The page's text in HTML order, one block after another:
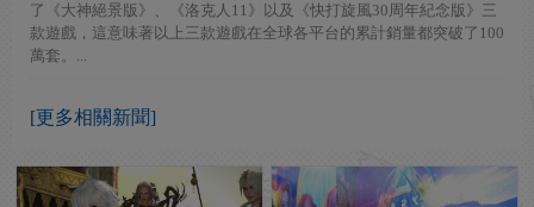
了《大神絕景版》、《洛克人11》以及《快打旋風30周年紀念版》三
款遊戲，這意味著以上三款遊戲在全球各平台的累計銷量都突破了100
萬套。...
[更多相關新聞]